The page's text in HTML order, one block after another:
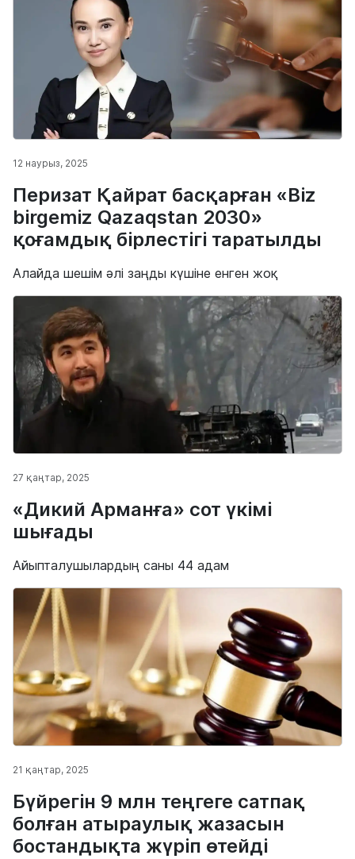
12 наурыз, 2025
Перизат Қайрат басқарған «Biz
birgemiz Qazaqstan 2030»
қоғамдық бірлестігі таратылды
Алайда шешім әлі заңды күшіне енген жоқ
27 қаңтар, 2025
«Дикий Арманға» сот үкімі
шығады
Айыпталушылардың саны 44 адам
21 қаңтар, 2025
Бүйрегін 9 млн теңгеге сатпақ
болған атыраулық жазасын
бостандықта жүріп өтейді